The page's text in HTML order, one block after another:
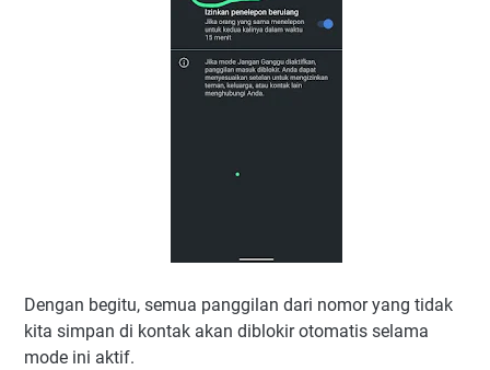
Dengan begitu, semua panggilan dari nomor yang tidak
kita simpan di kontak akan diblokir otomatis selama
mode ini aktif.